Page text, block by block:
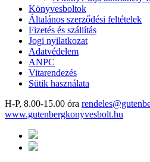
Könyvesboltok
Általános szerződési feltételek
Fizetés és szállítás
Jogi nyilatkozat
Adatvédelem
ANPC
Vitarendezés
Sütik használata
H-P, 8.00-15.00 óra
www.gutenbergkonyvesbolt.hu